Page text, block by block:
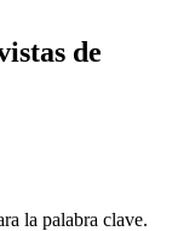
de
la palabra clave.